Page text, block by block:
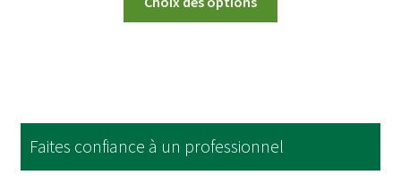
options
may
be
Faites confiance à un professionnel